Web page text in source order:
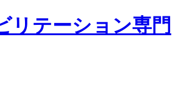
リテーション専門